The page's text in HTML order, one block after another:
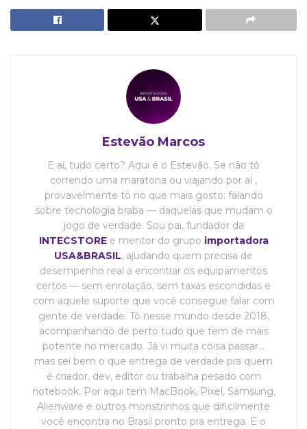
Estevão Marcos
E aí, tudo certo? Aqui é o Estevão. Se não tô
correndo uma maratona ou viajando por aí ,
provavelmente tô no que mais gosto: falando
sobre tecnologia braba — daquelas que mudam o
jogo de verdade. Sou pai, fundador da
INTECSTOREe mentor do grupo importadora
USA&BRASIL, ajudando quem precisa de
desempenho real a encontrar os equipamentos
certos — sem enrolação, sem taxas escondidas e
com aquele suporte que você consegue falar com
gente de verdade. Tô nesse mundo desde 2018,
acompanhando de perto tudo que tem de mais
potente no mercado. Já vi muita coisa passar…
mas sei bem o que entrega de verdade pra quem
é criador, dev, editor ou trabalha pesado com
notebook. Por aqui tem MacBook, Pixel, Samsung,
Alienware e outros monstrinhos que dificilmente
você encontra no Brasil pronto pra entrega. E o